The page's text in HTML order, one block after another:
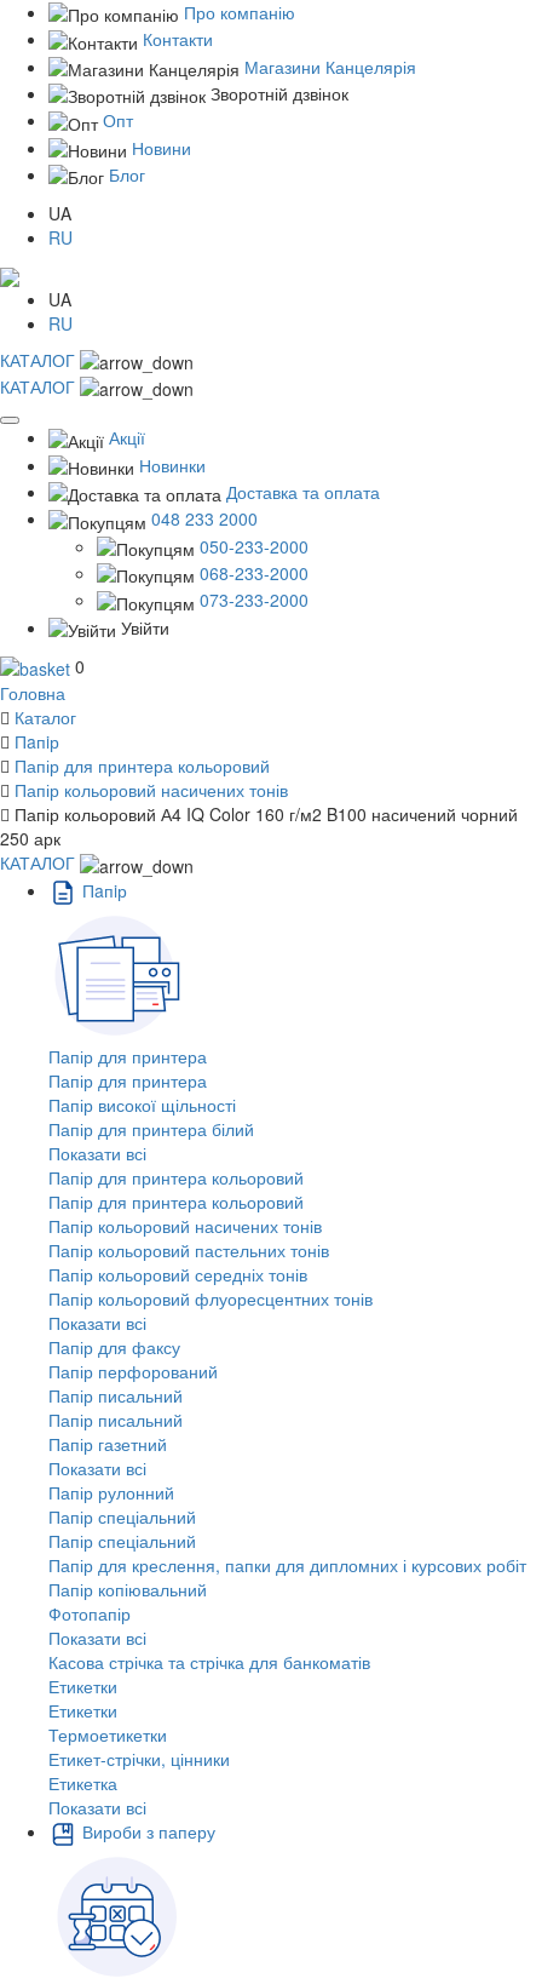
Про компанію
Контакти
Магазини Канцелярія
Зворотній дзвінок
Опт
Новини
Блог
UA
RU
UA
RU
КАТАЛОГ
КАТАЛОГ
Акції
Новинки
Доставка та оплата
048 233 2000
050-233-2000
068-233-2000
073-233-2000
Увійти
0
Головна
Каталог
Пaпiр
Папір для принтера кольоровий
Папір кольоровий насичених тонів
Папір кольоровий А4 IQ Color 160 г/м2 B100 насичений чорний
250 арк
КАТАЛОГ
Пaпiр
Папір для принтера
Папір для принтера
Папір високої щільності
Папір для принтера білий
Показати всі
Папір для принтера кольоровий
Папір для принтера кольоровий
Папір кольоровий насичених тонів
Папір кольоровий пастельних тонів
Папір кольоровий середніх тонів
Папір кольоровий флуоресцентних тонів
Показати всі
Папір для факсу
Папір перфорований
Папір писальний
Папір писальний
Папір газетний
Показати всі
Папір рулонний
Папір спеціальний
Папір спеціальний
Папір для креслення, папки для дипломних і курсових робіт
Папір копіювальний
Фотопапір
Показати всі
Касова стрічка та стрічка для банкоматів
Етикетки
Етикетки
Термоетикетки
Етикет-стрічки, цінники
Етикетка
Показати всі
Вироби з паперу